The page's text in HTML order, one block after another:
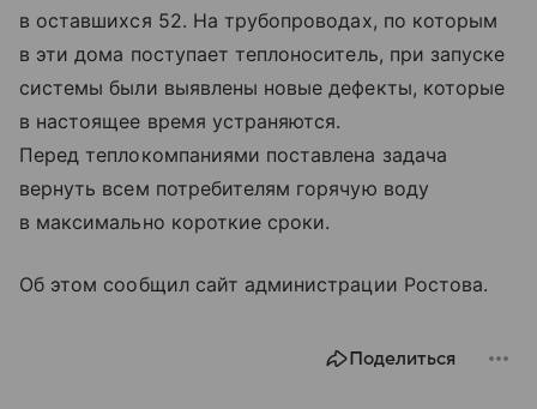
в оставшихся 52. На трубопроводах, по которым
в эти дома поступает теплоноситель, при запуске
системы были выявлены новые дефекты, которые
в настоящее время устраняются.
Перед теплокомпаниями поставлена задача
вернуть всем потребителям горячую воду
в максимально короткие сроки.
Об этом сообщил сайт администрации Ростова.
Поделиться